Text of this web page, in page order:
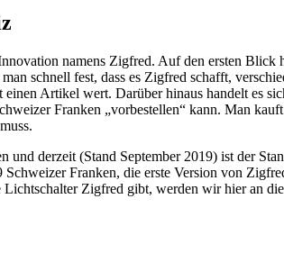
namens Zigfred. Auf den ersten Blick
schnell fest, dass es Zigfred schafft,
Artikel wert. Darüber hinaus handelt es
Franken „vorbestellen“ kann. Man
derzeit (Stand September 2019) ist der
Franken, die erste Version von
Zigfred gibt, werden wir hier an